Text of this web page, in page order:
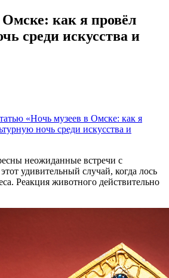
как я провёл
среди искусства и
«Ночь музеев в Омске: как я
ночь среди искусства и
неожиданные встречи с
удивительный случай, когда лось
Реакция животного действительно